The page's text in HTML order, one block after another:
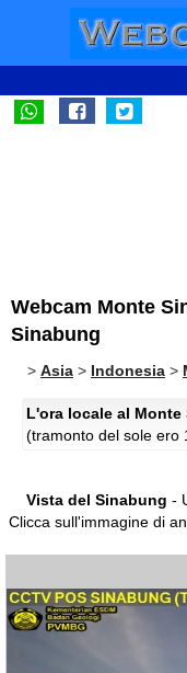
Webcam Monte
Sinabung
> Asia > Indonesia >
L'ora locale al
(tramonto del sole ero
Vista del Sinabung -
Clicca sull'immagine di